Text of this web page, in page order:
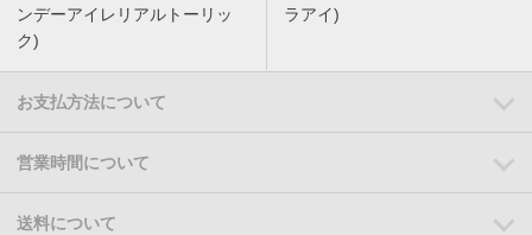
ンデーアイレリアルトーリッ
ク)
ラアイ)
お支払方法について
営業時間について
送料について